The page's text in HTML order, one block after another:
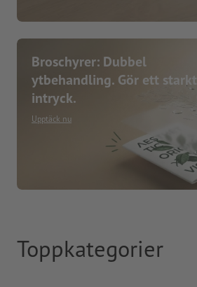
Broschyrer: Dubbel
ytbehandling. Gör ett starkt
intryck.
Upptäck nu
Toppkategorier